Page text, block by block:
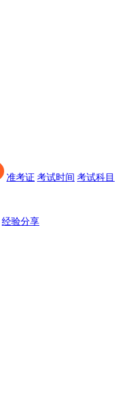
准考证 考试时间 考试科目
经验分享